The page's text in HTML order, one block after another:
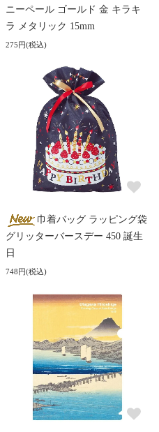
ニーペール ゴールド 金 キラキ
ラ メタリック 15mm
275円(税込)
巾着バッグ ラッピング袋
グリッターバースデー 450 誕生
日
748円(税込)